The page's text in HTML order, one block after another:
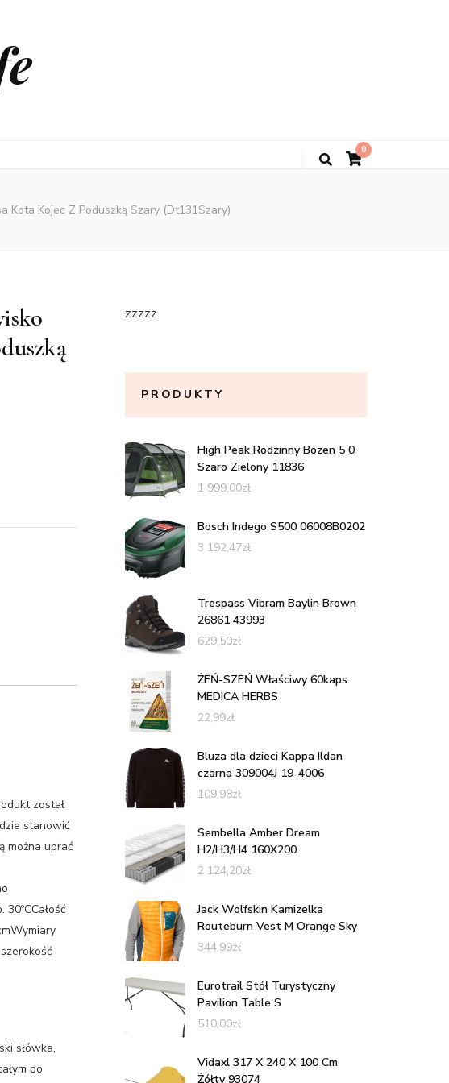
0
Kota Kojec Z Poduszką Szary (Dt131Szary)
został
stanowić
można uprać
słówka,
po
zzzzz
PRODUKTY
High Peak Rodzinny Bozen 5 0
Szaro Zielony 11836
1 999,00zł
Bosch Indego S500 06008B0202
3 192,47zł
Trespass Vibram Baylin Brown
26861 43993
629,50zł
ŻEŃ-SZEŃ Właściwy 60kaps.
MEDICA HERBS
22,99zł
Bluza dla dzieci Kappa Ildan
czarna 309004J 19-4006
109,98zł
Sembella Amber Dream
H2/H3/H4 160X200
2 124,20zł
Jack Wolfskin Kamizelka
Routeburn Vest M Orange Sky
344,99zł
Eurotrail Stół Turystyczny
Pavilion Table S
510,00zł
Vidaxl 317 X 240 X 100 Cm
Żółty 93074